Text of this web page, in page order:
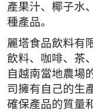
產果汁、椰子水
種產品。
麗塔食品飲料有
飲料、咖啡、茶
自越南當地農場
司擁有自己的生
確保產品的質量